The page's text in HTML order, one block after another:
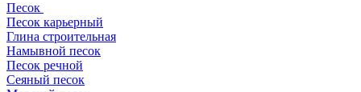
Песок
Песок карьерный
Глина строительная
Намывной песок
Песок речной
Сеяный песок